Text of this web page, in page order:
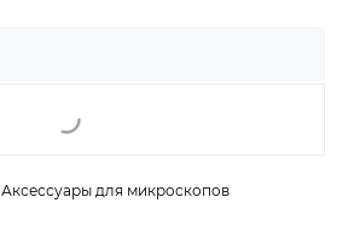
Аксессуары для микроскопов